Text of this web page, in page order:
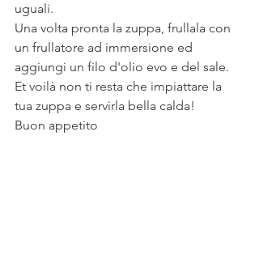
uguali.
Una volta pronta la zuppa, frullala con
un frullatore ad immersione ed
aggiungi un filo d'olio evo e del sale.
Et voilà non ti resta che impiattare la
tua zuppa e servirla bella calda!
Buon appetito